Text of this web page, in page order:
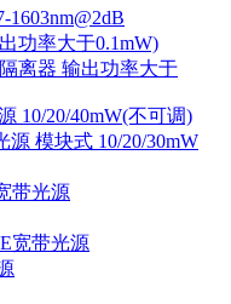
功率大于0.1mW)
离器 输出功率大于
10/20/40mW(不可调)
源 模块式 10/20/30mW
带光源
宽带光源